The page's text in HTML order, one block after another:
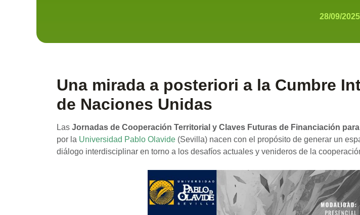
28/09/2025
Una mirada a posteriori a la Cumbre
de Naciones Unidas
Las Jornadas de Cooperación Territorial y Claves Futuras de Financiación
por la Universidad Pablo Olavide (Sevilla) nacen con el propósito de generar un
diálogo interdisciplinar en torno a los desafíos actuales y venideros de la